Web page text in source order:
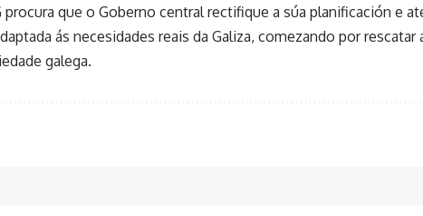
que o Goberno central rectifique a súa planificación e
ás necesidades reais da Galiza, comezando por rescatar
galega.